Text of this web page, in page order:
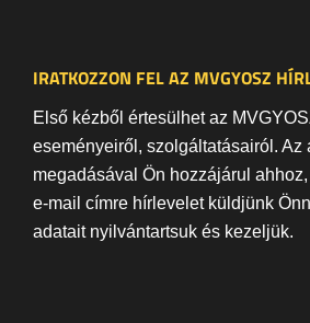
IRATKOZZON FEL AZ MVGYOSZ
Első kézből értesülhet az
eseményeiről, szolgáltatásairól. Az
megadásával Ön hozzájárul
e-mail címre hírlevelet küldjünk
adatait nyilvántartsuk és kezeljük.